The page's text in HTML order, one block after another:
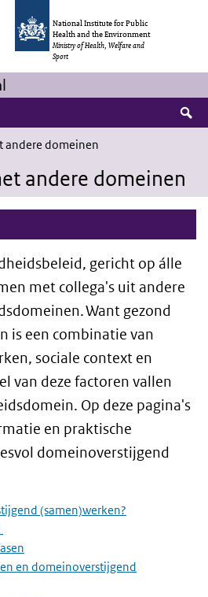
National Institute for Public
Health and the Environment
Ministry of Health, Welfare and
Sport
andere domeinen
andere domeinen
gericht op álle
met collega's uit andere
Want gezond
is een combinatie van
sociale context en
van deze factoren vallen
Op deze pagina's
en praktische
domeinoverstijgend
(samen)werken?
en domeinoverstijgend